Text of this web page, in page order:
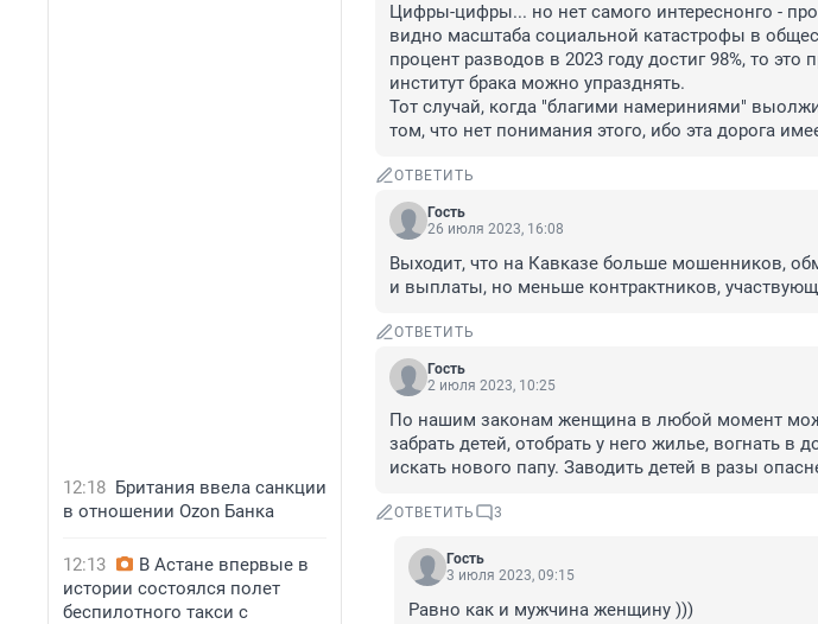
12:18 Британия ввела санкции
в отношении Ozon Банка
12:13
В Астане впервые в
истории состоялся полет
беспилотного такси с
Цифры-цифры... но нет самого интереснонго -
видно масштаба социальной катастрофы в
процент разводов в 2023 году достиг 98%, то
институт брака можно упразднять.
Тот случай, когда "благими намериниями"
том, что нет понимания этого, ибо эта дорога
ОТВЕТИТЬ
Гость
26 июля 2023, 16:08
Выходит, что на Кавказе больше мошенников,
и выплаты, но меньше контрактников,
ОТВЕТИТЬ
Гость
2 июля 2023, 10:25
По нашим законам женщина в любой момент
забрать детей, отобрать у него жилье, вогнать
искать нового папу. Заводить детей в разы
ОТВЕТИТЬ 3
Гость
3 июля 2023, 09:15
Равно как и мужчина женщину )))